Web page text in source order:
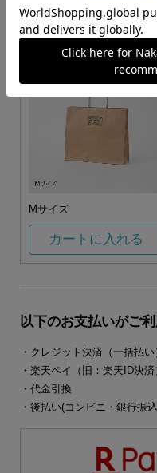
カートに入れる
Mサイズ
カートに入れる
以下のお支払いがご
・クレジット決済（一括払い
・楽天ペイ（旧：楽天ID決済
・代金引換
・後払い(コンビニ・銀行振